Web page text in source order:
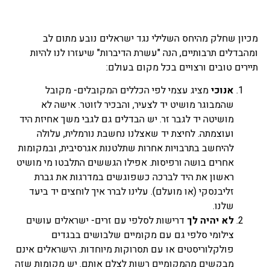
מכיון שחלק מהיחס השלילי נגד ישראלים נובע מתום לב
ומהבדלים תרבותיים, הנה "עשרת הדיברות" שיעזרו לנו להיות
תיירים טובים ורצויים בכל מקום בעולם:
אנוכימציג עצמי לפי הכללים המקובלים- מקובל
שהמבוגר מושיט יד לצעיר, והבכיר לזוטר. אישה לא
מושיטה יד לגבר זר. יש הבדלים גם לגבי משך אחיזת היד
ועוצמתה. לחיצת יד שאצלנו נחשבת נורמלית, עלולה
להיחשב בתרבויות אחרות שתלטנות אגרסיבית, ובמקומות
אחרים בושה ורפיסות. אפילו הגששים התלבטו מי מושיט
ראשון את היד לברכה כשפוגשים במדרגות את גברת
זליבנסקי (או מועלם). עלינו לברר איך לוחצים יד ביעד
שלנו.
לא יהיה לך דרישות לסלפי עם זרים- ישראלים עושים
צילומי סלפי גם עם מקומיים שלבושים בבגדים
פולקלוריסטים או עם תסרוקות מיוחדות. הישראלים אינם
מבקשים מהמקומיים רשות לצלם אותם. יש מקומות שזה